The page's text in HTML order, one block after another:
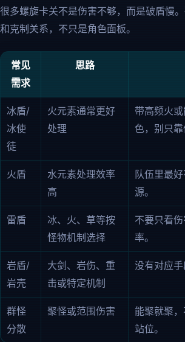
很多螺旋卡关不是伤害不够，而是破盾慢
和克制关系，不只是角色面板。
常见
需求
思路
冰盾/
冰使
徒
火元素通常更好
处理
带高频火
色，别只靠
火盾
水元素处理效率
高
队伍里最
源。
雷盾
冰、火、草等按
怪物机制选择
不要只看
率。
岩盾/
岩壳
大剑、岩伤、重
击或特定机制
没有对应手
群怪
分散
聚怪或范围伤害
能聚就聚
站位。